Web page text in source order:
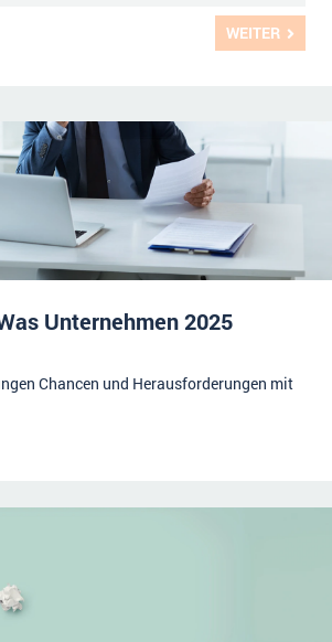
WEITER
Unternehmen 2025
Chancen und Herausforderungen mit